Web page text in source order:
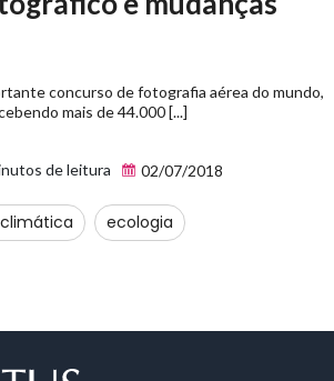
concurso de fotografia aérea do mundo,
mais de 44.000 [...]
de leitura 02/07/2018
ecologia